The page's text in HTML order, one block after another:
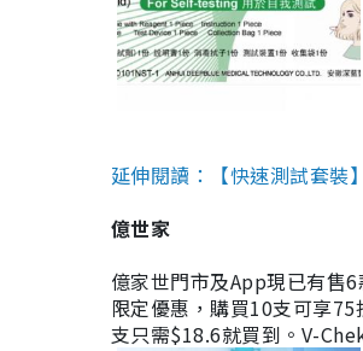
延伸閱讀：【快速測試套
億世家
億家世門市及App現已有售
限定優惠，購買10支可享
支只需$18.6就買到。V-